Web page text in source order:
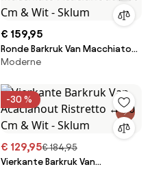
€ 159,95
Ronde Barkruk Van Macchiato
Acaciahout Ø60 Cm & Wit -
Moderne
-30 %
€ 129,95€ 184,95
Vierkante Barkruk Van